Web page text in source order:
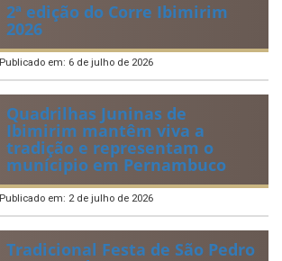
2ª edição do Corre Ibimirim
2026
Publicado em: 6 de julho de 2026
Quadrilhas Juninas de
Ibimirim mantêm viva a
tradição e representam o
munícipio em Pernambuco
Publicado em: 2 de julho de 2026
Tradicional Festa de São Pedro